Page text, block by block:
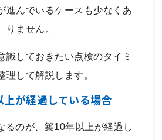
進んでいるケースも少なくあ
りません。
識しておきたい点検のタイミ
理して解説します。
が経過している場合
るのが、築10年以上が経過し